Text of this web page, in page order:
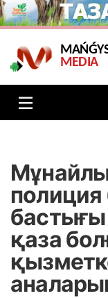
MEDIA
полиция
қаза